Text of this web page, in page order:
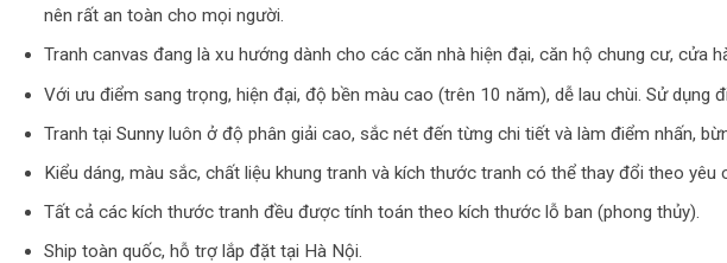
nên rất an toàn cho mọi người.
Tranh canvas đang là xu hướng dành cho các căn nhà hiện đại, căn hộ chung cư, cửa
Với ưu điểm sang trọng, hiện đại, độ bền màu cao (trên 10 năm), dễ lau chùi. Sử dụng
Tranh tại Sunnyluôn ở độ phân giải cao, sắc nét đến từng chi tiết và làm điểm nhấn,
Kiểu dáng, màu sắc, chất liệu khung tranh và kích thước tranh có thể thay đổi theo yêu
Tất cả các kích thước tranh đều được tính toán theo kích thước lỗ ban (phong thủy).
Ship toàn quốc, hỗ trợ lắp đặt tại Hà Nội.